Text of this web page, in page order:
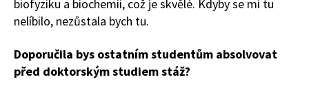
biofyziku a biochemii, což je skvělé. Kdyby se mi tu
nelíbilo, nezůstala bych tu.
Doporučila bys ostatním studentům absolvovat
před doktorským studiem stáž?